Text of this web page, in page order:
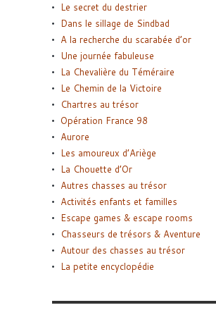
Le secret du destrier
Dans le sillage de Sindbad
A la recherche du scarabée d’or
Une journée fabuleuse
La Chevalière du Téméraire
Le Chemin de la Victoire
Chartres au trésor
Opération France 98
Aurore
Les amoureux d’Ariège
La Chouette d’Or
Autres chasses au trésor
Activités enfants et familles
Escape games & escape rooms
Chasseurs de trésors & Aventure
Autour des chasses au trésor
La petite encyclopédie